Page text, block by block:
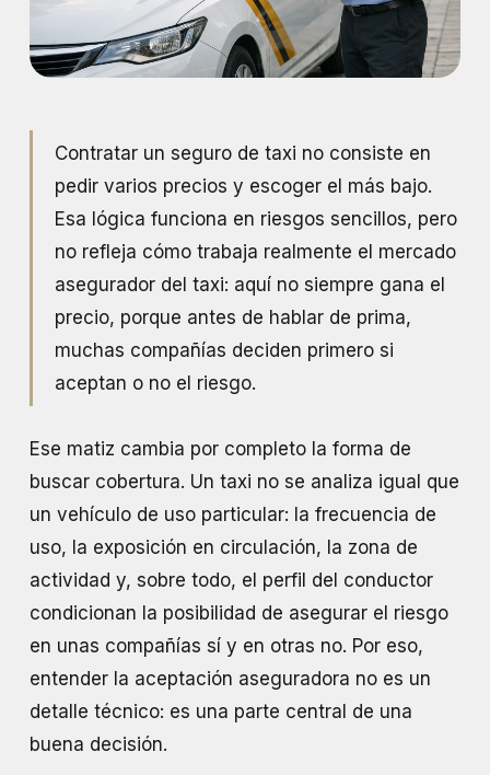
Contratar un seguro de taxi no consiste en
pedir varios precios y escoger el más bajo.
Esa lógica funciona en riesgos sencillos, pero
no refleja cómo trabaja realmente el mercado
asegurador del taxi: aquí no siempre gana el
precio, porque antes de hablar de prima,
muchas compañías deciden primero si
aceptan o no el riesgo.
Ese matiz cambia por completo la forma de
buscar cobertura. Un taxi no se analiza igual que
un vehículo de uso particular: la frecuencia de
uso, la exposición en circulación, la zona de
actividad y, sobre todo, el perfil del conductor
condicionan la posibilidad de asegurar el riesgo
en unas compañías sí y en otras no. Por eso,
entender la aceptación aseguradora no es un
detalle técnico: es una parte central de una
buena decisión.